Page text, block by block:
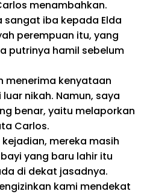
menambahkan.
iba kepada Elda
perempuan itu, yang
putrinya hamil sebelum
menerima kenyataan
nikah. Namun, saya
benar, yaitu melaporkan
Carlos.
mereka masih
yang baru lahir itu
di dekat jasadnya.
kami mendekat